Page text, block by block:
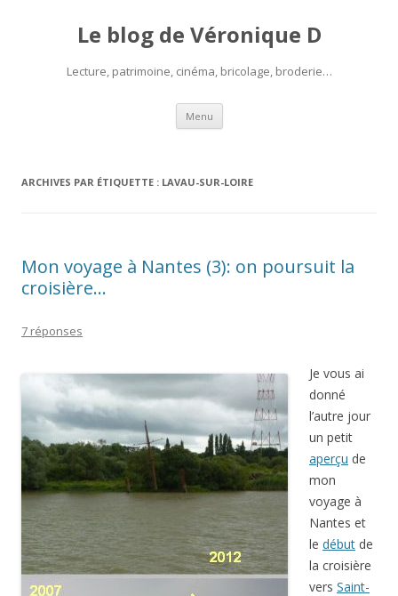
Le blog de Véronique D
Lecture, patrimoine, cinéma, bricolage, broderie…
Menu Aller
contenu
ARCHIVES PAR ÉTIQUETTE : LAVAU-SUR-LOIRE
Mon voyage à Nantes (3): on poursuit la
croisière…
7 réponses
Je vous ai
donné
l’autre jour
un petit
aperçu de
mon
voyage à
Nantes et
le début de
la croisière
vers Saint-